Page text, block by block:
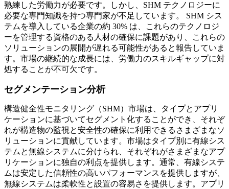
熟練した労働力が必要です。しかし、SHM テクノロジーに
必要な専門知識を持つ専門家が不足しています。 SHM シス
テムを導入している企業の約 30% は、これらのテクノロジ
ーを管理する資格のある人材の確保に課題があり、これらの
ソリューションの展開が遅れる可能性があると報告していま
す。市場の継続的な成長には、労働力のスキルギャップに対
処することが不可欠です。
セグメンテーション分析
構造健全性モニタリング（SHM）市場は、タイプとアプリ
ケーションに基づいてセグメント化することができ、それぞ
れが構造物の監視と安全性の確保に利用できるさまざまなソ
リューションに貢献しています。市場はタイプ別に有線シス
テムと無線システムに分けられ、それぞれがさまざまなアプ
リケーションに独自の利点を提供します。通常、有線システ
ムは安定した信頼性の高いパフォーマンスを提供しますが、
無線システムは柔軟性と設置の容易さを提供します。アプリ